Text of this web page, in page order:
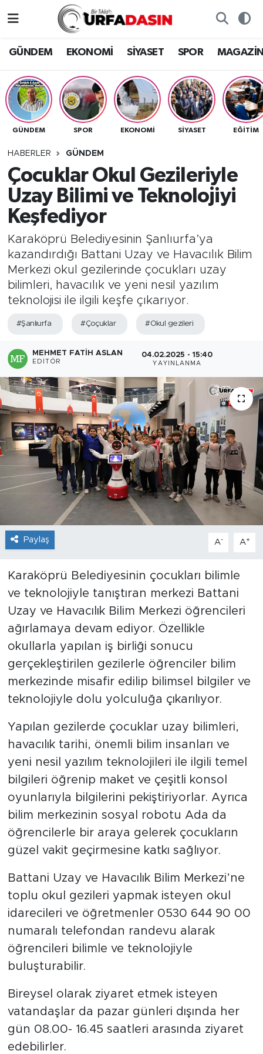
GÜNDEM EKONOMİ SİYASET SPOR
GÜNDEM SPOR EKONOMİ SİYASET EĞITIM
HABERLER GÜNDEM
Çocuklar Okul Gezileriyle
Uzay Bilimi ve Teknolojiyi
Keşfediyor
Karaköprü Belediyesinin Şanlıurfa’ya
kazandırdığı Battani Uzay ve Havacılık Bilim
Merkezi okul gezilerinde çocukları uzay
bilimleri, havacılık ve yeni nesil yazılım
teknolojisi ile ilgili keşfe çıkarıyor.
#Şanlıurfa #Çoçuklar #Okul gezileri
MEHMET FATIH ASLAN
EDITÖR
04.02.2025 - 15:40
YAYINLANMA
Paylaş A- A+
Karaköprü Belediyesinin çocukları bilimle
ve teknolojiyle tanıştıran merkezi Battani
Uzay ve Havacılık Bilim Merkezi öğrencileri
ağırlamaya devam ediyor. Özellikle
okullarla yapılan iş birliği sonucu
gerçekleştirilen gezilerle öğrenciler bilim
merkezinde misafir edilip bilimsel bilgiler ve
teknolojiyle dolu yolculuğa çıkarılıyor.
Yapılan gezilerde çocuklar uzay bilimleri,
havacılık tarihi, önemli bilim insanları ve
yeni nesil yazılım teknolojileri ile ilgili temel
bilgileri öğrenip maket ve çeşitli konsol
oyunlarıyla bilgilerini pekiştiriyorlar. Ayrıca
bilim merkezinin sosyal robotu Ada da
öğrencilerle bir araya gelerek çocukların
güzel vakit geçirmesine katkı sağlıyor.
Battani Uzay ve Havacılık Bilim Merkezi’ne
toplu okul gezileri yapmak isteyen okul
idarecileri ve öğretmenler 0530 644 90 00
numaralı telefondan randevu alarak
öğrencileri bilimle ve teknolojiyle
buluşturabilir.
Bireysel olarak ziyaret etmek isteyen
vatandaşlar da pazar günleri dışında her
gün 08.00- 16.45 saatleri arasında ziyaret
edebilirler.
EKONOMİ
SİYASET
SPOR
SAĞLIK
TEKNOLOJİ
OTOMOBİL
Gizlilik ve Güvenlik Politikası
İletişim
Nöbetçi Eczaneler
Hava Durumu
Namaz Vakitleri
Trafik Durumu
Süper Lig Puan Durumu ve Fikstür
Tüm Manşetler
Son Dakika Haberleri
Haber Arşivi